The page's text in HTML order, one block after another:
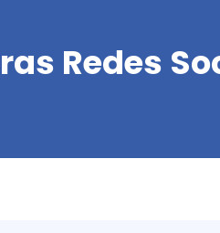
Redes